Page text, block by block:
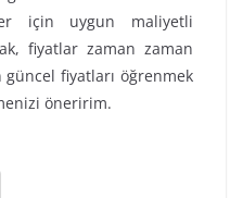
için uygun maliyetli
fiyatlar zaman zaman
fiyatları öğrenmek
öneririm.